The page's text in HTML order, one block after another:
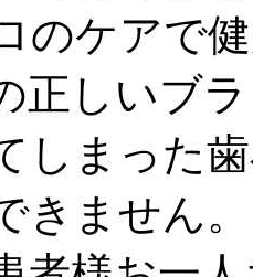
のケアで
正しいブ
しまった
きません。